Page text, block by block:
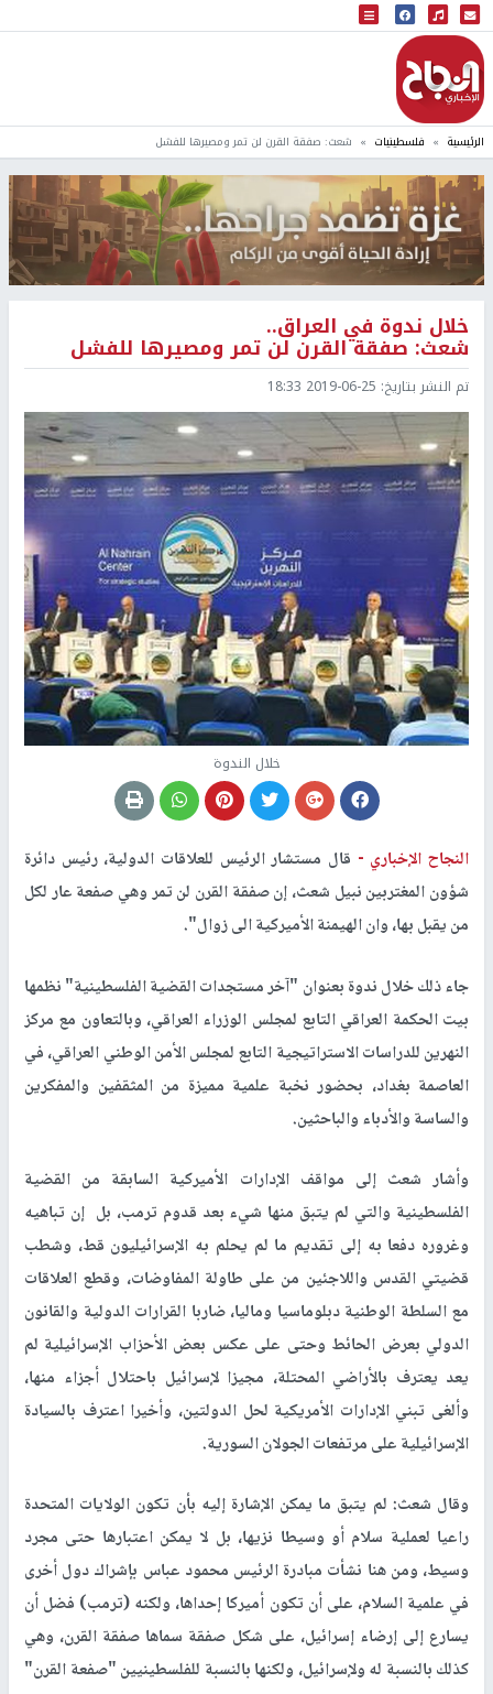
البث المباشر
إذاعة النجاح
الرئيسية فلسطينيات شعث: صفقة القرن لن تمر ومصيرها للفشل
خلال ندوة في العراق..
شعث: صفقة القرن لن تمر ومصيرها للفشل
تم النشر بتاريخ: 2019-06-25 18:33
خلال الندوة
النجاح الإخباري - قال مستشار الرئيس للعلاقات الدولية، رئيس دائرة
شؤون المغتربين نبيل شعث، إن صفقة القرن لن تمر وهي صفعة عار لكل
من يقبل بها، وان الهيمنة الأميركية الى زوال".
جاء ذلك خلال ندوة بعنوان "آخر مستجدات القضية الفلسطينية" نظمها
بيت الحكمة العراقي التابع لمجلس الوزراء العراقي، وبالتعاون مع مركز
النهرين للدراسات الاستراتيجية التابع لمجلس الأمن الوطني العراقي، في
العاصمة بغداد، بحضور نخبة علمية مميزة من المثقفين والمفكرين
والساسة والأدباء والباحثين.
وأشار شعث إلى مواقف الإدارات الأميركية السابقة من القضية
الفلسطينية والتي لم يتبق منها شيء بعد قدوم ترمب، بل إن تباهيه
وغروره دفعا به إلى تقديم ما لم يحلم به الإسرائيليون قط، وشطب
قضيتي القدس واللاجئين من على طاولة المفاوضات، وقطع العلاقات
مع السلطة الوطنية دبلوماسيا وماليا، ضاربا القرارات الدولية والقانون
الدولي بعرض الحائط وحتى على عكس بعض الأحزاب الإسرائيلية لم
يعد يعترف بالأراضي المحتلة، مجيزا لإسرائيل باحتلال أجزاء منها،
وألغى تبني الإدارات الأمريكية لحل الدولتين، وأخيرا اعترف بالسيادة
الإسرائيلية على مرتفعات الجولان السورية.
وقال شعث: لم يتبق ما يمكن الإشارة إليه بأن تكون الولايات المتحدة
راعيا لعملية سلام أو وسيطا نزيها، بل لا يمكن اعتبارها حتى مجرد
وسيط، ومن هنا نشأت مبادرة الرئيس محمود عباس بإشراك دول أخرى
في علمية السلام، على أن تكون أميركا إحداها، ولكنه (ترمب) فضل أن
يسارع إلى إرضاء إسرائيل، على شكل صفقة سماها صفقة القرن، وهي
كذلك بالنسبة له ولإسرائيل، ولكنها بالنسبة للفلسطينيين "صفعة القرن"